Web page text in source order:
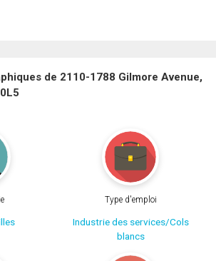
de 2110-1788 Gilmore Avenue,
Type d'emploi
Industrie des services/Cols
blancs